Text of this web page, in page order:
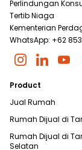
Perlindungan
Tertib Niaga
Kementerian
WhatsApp: +62 853
Product
Jual Rumah
Rumah Dijual di
Rumah Dijual di
Selatan